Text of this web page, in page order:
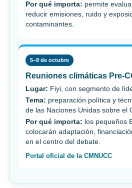
Por qué importa: permite
reducir emisiones, ruido y
contaminantes.
5–8 de octubre
Reuniones climáticas Pre-
Lugar: Fiyi, con segmento de
Tema: preparación política y
de las Naciones Unidas sobre el
Por qué importa: los pequeños
colocarán adaptación,
en el centro del debate.
Portal oficial de la CMNUCC